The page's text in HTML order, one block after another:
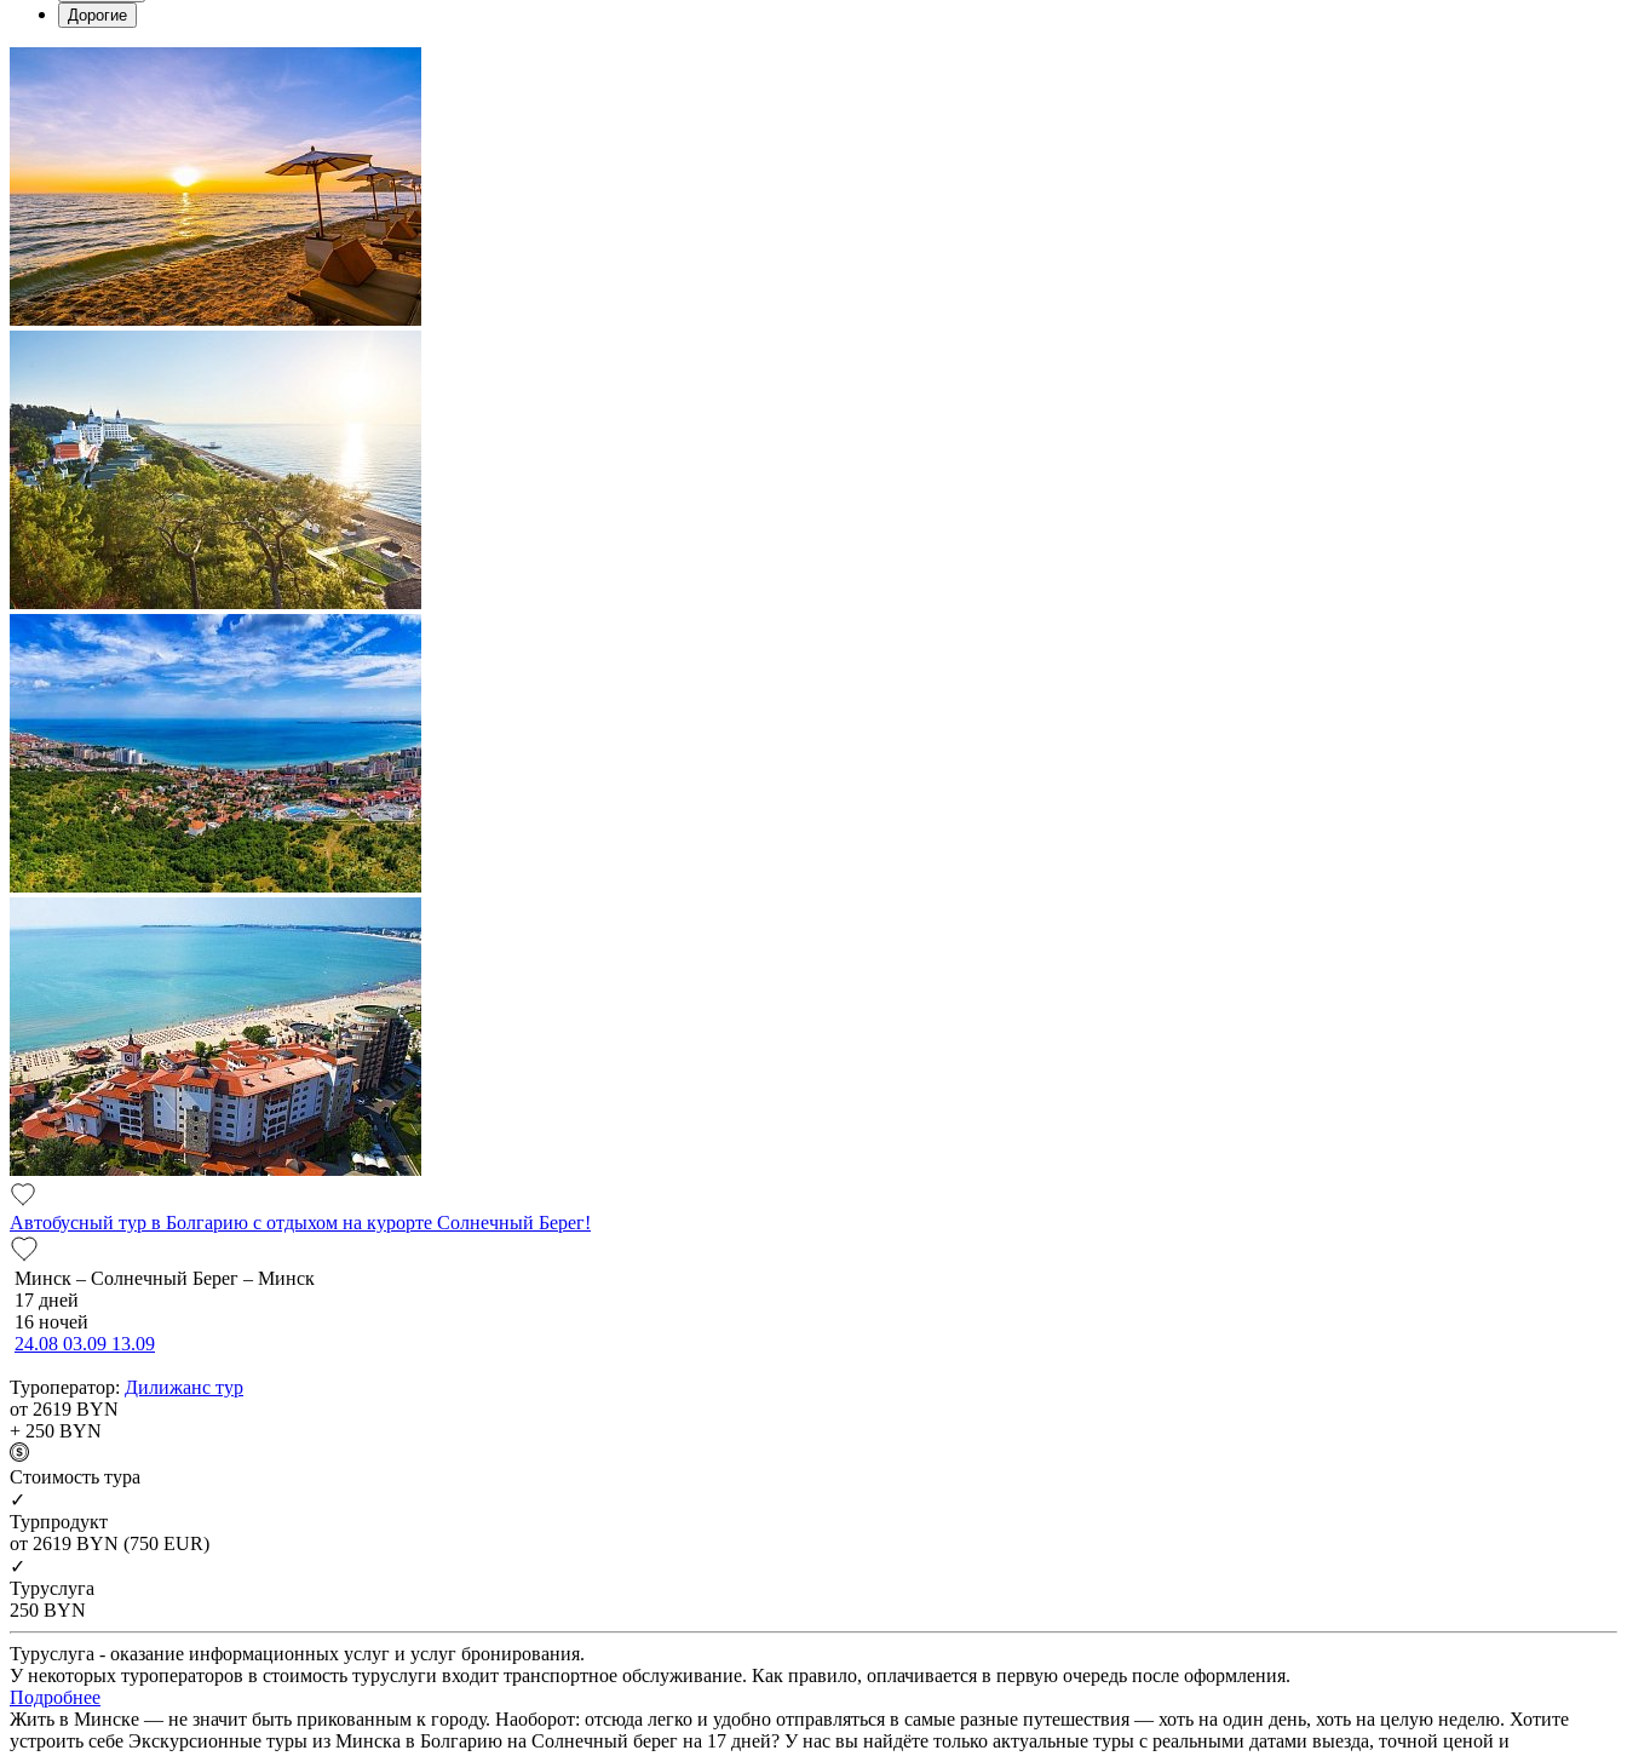
Дорогие
Автобусный тур в Болгарию с отдыхом на курорте Солнечный Берег!
Минск – Солнечный Берег – Минск
17 дней
16 ночей
24.08 03.09 13.09
Туроператор: Дилижанс тур
от 2619 BYN
+ 250 BYN
Cтоимость тура
✓
Турпродукт
от 2619 BYN (750 EUR)
✓
Туруслуга
250 BYN
Туруслуга - оказание информационных услуг и услуг бронирования.
У некоторых туроператоров в стоимость туруслуги входит транспортное обслуживание. Как правило, оплачивается в первую очередь после оформления.
Подробнее
Жить в Минске — не значит быть прикованным к городу. Наоборот: отсюда легко и удобно отправляться в самые разные путешествия — хоть на один день, хоть на целую неделю. Хотите
устроить себе Экскурсионные туры из Минска в Болгарию на Солнечный берег на 17 дней? У нас вы найдёте только актуальные туры с реальными датами выезда, точной ценой и